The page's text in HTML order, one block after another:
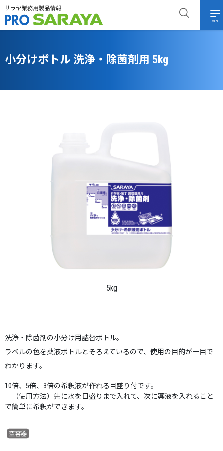
MENU
小分けボトル 洗浄・除菌剤用 5kg
5kg
洗浄・除菌剤の小分け用詰替ボトル。
ラベルの色を薬液ボトルとそろえているので、使用の目的が一目で
わかります。
10倍、5倍、3倍の希釈液が作れる目盛り付です。
（使用方法）先に水を目盛りまで入れて、次に薬液を入れること
で簡単に希釈ができます。